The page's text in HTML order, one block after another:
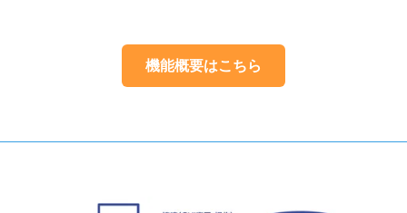
機能概要はこちら